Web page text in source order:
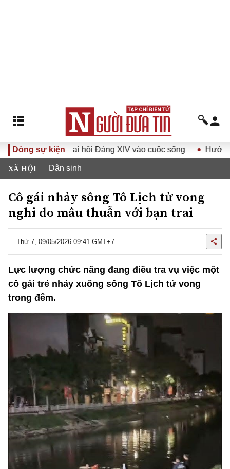
Dòng sự kiện
quyết Đại hội Đảng XIV vào cuộc sống Hướng tới
XÃ HỘI Dân sinh
Cô gái nhảy sông Tô Lịch tử vong
nghi do mâu thuẫn với bạn trai
Thứ 7, 09/05/2026 09:41 GMT+7
Lực lượng chức năng đang điều tra vụ việc một
cô gái trẻ nhảy xuống sông Tô Lịch tử vong
trong đêm.